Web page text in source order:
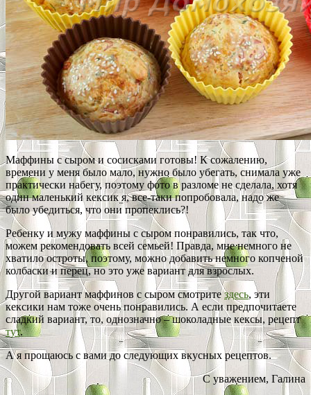
Маффины с сыром и сосисками готовы! К сожалению,
времени у меня было мало, нужно было убегать, снимала уже
практически набегу, поэтому фото в разломе не сделала, хотя
один маленький кексик я, все-таки попробовала, надо же
было убедиться, что они пропеклись?!
Ребенку и мужу маффины с сыром понравились, так что,
можем рекомендовать всей семьей! Правда, мне немного не
хватило остроты, поэтому, можно добавить немного копченой
колбаски и перец, но это уже вариант для взрослых.
Другой вариант маффинов с сыром смотритездесь, эти
кексики нам тоже очень понравились. А если предпочитаете
сладкий вариант, то, однозначно – шоколадные кексы, рецепт
тут.
А я прощаюсь с вами до следующих вкусных рецептов.
С уважением, Галина